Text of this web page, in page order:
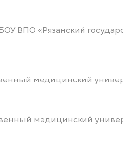
ВПО «Рязанский
медицинский
медицинский